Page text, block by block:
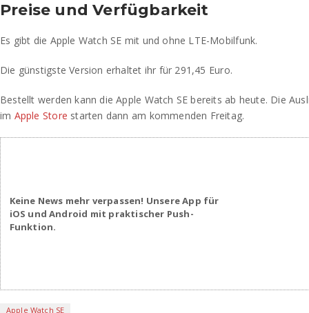
Preise und Verfügbarkeit
Es gibt die Apple Watch SE mit und ohne LTE-Mobilfunk.
Die günstigste Version erhaltet ihr für 291,45 Euro.
Bestellt werden kann die Apple Watch SE bereits ab heute. Die
im Apple Store starten dann am kommenden Freitag.
Keine News mehr verpassen! Unsere App für
iOS und Android mit praktischer Push-
Funktion.
Apple Watch SE